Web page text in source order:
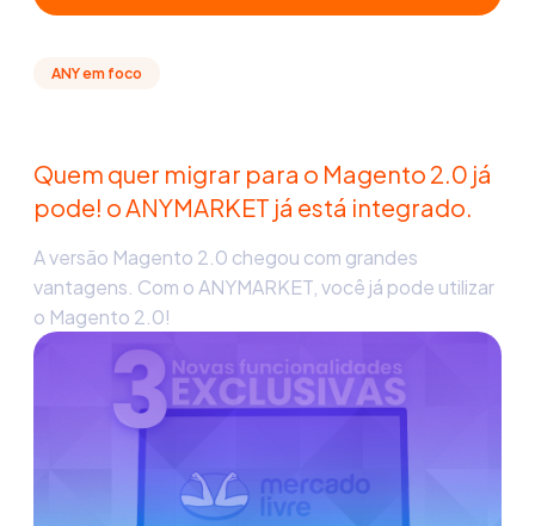
ANY em foco
Quem quer migrar para o Magento 2.0 já
pode! o ANYMARKET já está integrado.
A versão Magento 2.0 chegou com grandes
vantagens. Com o ANYMARKET, você já pode utilizar
o Magento 2.0!